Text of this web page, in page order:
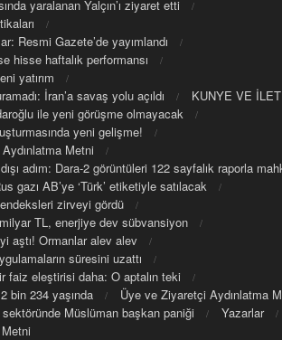
yaralanan Yalçın’ı ziyaret etti
Resmi Gazete’de yayımlandı
hisse haftalık performansı
yatırım
İran’a savaş yolu açıldı
KUNYE VE
ile yeni görüşme olmayacak
yeni gelişme!
Metni
adım: Dara-2 görüntüleri 122 sayfalık raporla
gazı AB’ye ‘Türk’ etiketiyle satılacak
zirveyi gördü
TL, enerjiye dev sübvansiyon
aştı! Ormanlar alev alev
süresini uzattı
faiz eleştirisi daha: O aptalın teki
bin 234 yaşında
Üye ve Ziyaretçi Aydınlatma
Müslüman başkan paniği
Yazarlar